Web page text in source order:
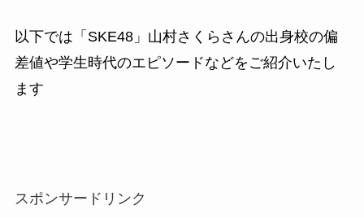
以下では「SKE48」山村さくらさんの出身校の偏
差値や学生時代のエピソードなどをご紹介いたし
ます
スポンサードリンク